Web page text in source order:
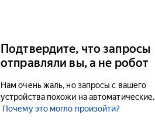
Подтвердите, что запросы
отправляли вы, а не робот
Нам очень жаль, но запросы с вашего
устройства похожи на автоматические.
Почему это могло произойти?